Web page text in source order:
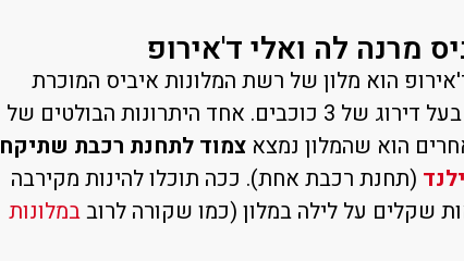
מרנה לה ואלי ד'אירופ
הוא מלון של רשת המלונות איביס המוכרת
והמצוינת. בית מלון זה הוא בעל דירוג של 3 כוכבים. אחד היתרונות הבולטים של
הוא שהמלון נמצא צמוד לתחנת רכבת שתיקח
(תחנת רכבת אחת). ככה תוכלו להינות מקירבה
שקלים על לילה במלון (כמו שקורה לרובבמלונות